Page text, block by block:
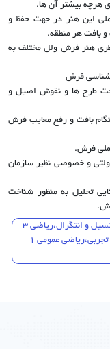
این هنر در جهت حفظ و
بافت هر منطقه.
هنر فرش ولل مختلف به
طرح ها و نقوش اصیل و
بافت و رفع معایب فرش
دولتی و خصوصی نظیر سازمان
تحلیل به منظور شناخت
سالار عموزاده مدرس دورس حسابان،حساب دیفرانسیل و انتگرال،ریاضی 3
تجربی،ریاضی عمومی تجربی،کنکور ریاضی،کنکور تجربی،ریاضی عمومی 1